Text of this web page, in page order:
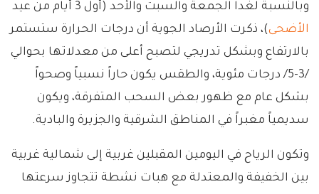
وبالنسبة لغداً الجمعة والسبت والأحد (أول 3 أيام من عيد
الأضحى)، ذكرت الأرصاد الجوية أن درجات الحرارة ستستمر
بالارتفاع وبشكل تدريجي لتصبح أعلى من معدلاتها بحوالي
/3-5/ درجات مئوية، والطقس يكون حاراً نسبياً وصحواً
بشكل عام مع ظهور بعض السحب المتفرقة، ويكون
سديمياً مغبراً في المناطق الشرقية والجزيرة والبادية.
وتكون الرياح في اليومين المقبلين غربية إلى شمالية غربية
بين الخفيفة والمعتدلة مع هبات نشطة تتجاوز سرعتها